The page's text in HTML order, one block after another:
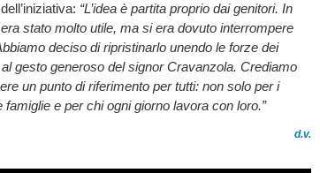
“L’idea è partita proprio dai genitori. In
stato molto utile, ma si era dovuto interrompere
deciso di ripristinarlo unendo le forze dei
gesto generoso del signor Cravanzola. Crediamo
un punto di riferimento per tutti: non solo per i
e per chi ogni giorno lavora con loro.”
d.v.